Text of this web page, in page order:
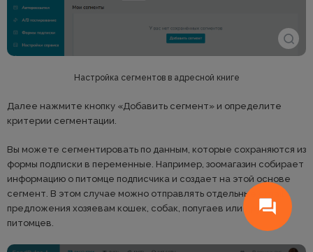
Настройка сегментов в адресной книге
Далее нажмите кнопку «Добавить сегмент» и определите
критерии сегментации.
Вы можете сегментировать по данным, которые сохраняются из
формы подписки в переменные. Например, зоомагазин собирает
информацию о питомце подписчика и создает на этой основе
сегмент. В этом случае можно отправлять отдельные email
предложения хозяевам кошек, собак, попугаев или других
питомцев.